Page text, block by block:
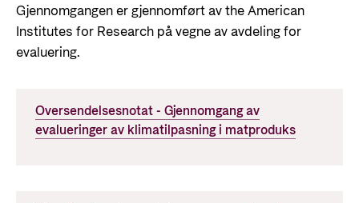
Gjennomgangen er gjennomført av the American
Institutes for Research på vegne av avdeling for
evaluering.
Oversendelsesnotat - Gjennomgang av
evalueringer av klimatilpasning i matproduks